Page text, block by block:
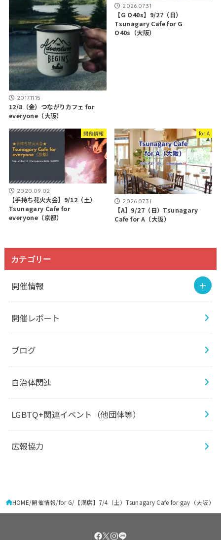
2017.11.15
12/8（金）つながりカフェ for
everyone（大阪）
2026.07.31
【G O40s】9/27（日）
Tsunagary Cafe for G
O40s（大阪）
開催情報
2020.09.02
【手持ち花火大会】9/12（土）
Tsunagary Cafe for
everyone（京都）
for A
2026.07.31
【A】9/27（日）Tsunagary
Cafe for A（大阪）
カテゴリー
開催情報
開催レポート
ブログ
自治体関連
LGBTQ+関連イベント（他団体等）
広報協力
HOME 開催情報 for G 【満席】7/4（土）Tsunagary Cafe for gay（大阪）